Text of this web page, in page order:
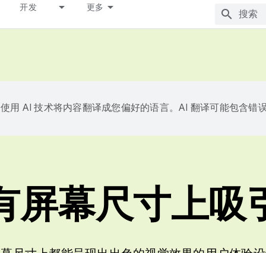
开发 更多
用 AI 技术将内容翻译成您偏好的语言。AI 翻译可能包含错
屏幕尺寸上吸